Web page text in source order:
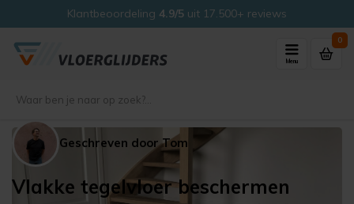
Klantbeoordeling 4.9/5 uit 17.500+ reviews
Menu
0
Geschreven door Tom
Vlakke tegelvloer beschermen